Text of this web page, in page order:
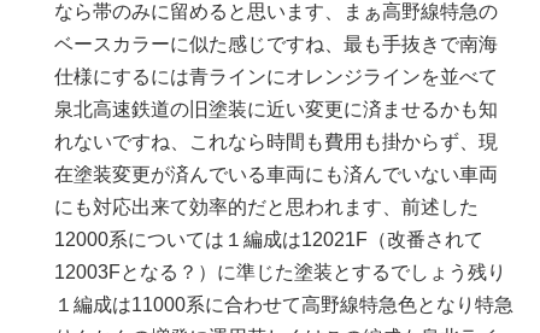
なら帯のみに留めると思います、まぁ高野線特急の
ベースカラーに似た感じですね、最も手抜きで南海
仕様にするには青ラインにオレンジラインを並べて
泉北高速鉄道の旧塗装に近い変更に済ませるかも知
れないですね、これなら時間も費用も掛からず、現
在塗装変更が済んでいる車両にも済んでいない車両
にも対応出来て効率的だと思われます、前述した
12000系については１編成は12021F（改番されて
12003Fとなる？）に準じた塗装とするでしょう残り
１編成は11000系に合わせて高野線特急色となり特急